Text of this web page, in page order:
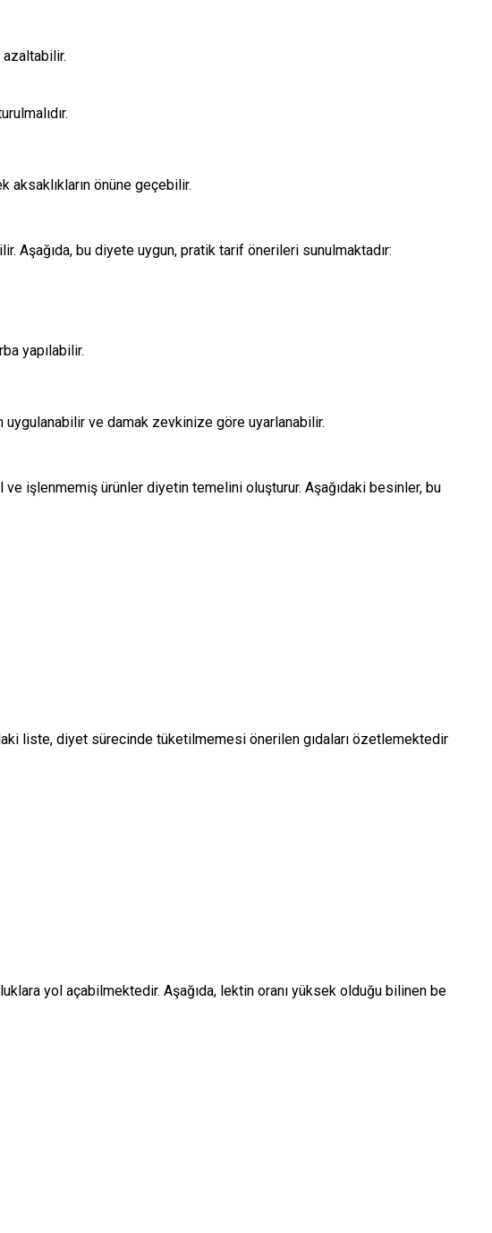
aksaklıkların önüne geçebilir.
Aşağıda, bu diyete uygun, pratik tarif önerileri sunulmaktadır:
yapılabilir.
uygulanabilir ve damak zevkinize göre uyarlanabilir.
işlenmemiş ürünler diyetin temelini oluşturur. Aşağıdaki besinler, bu
liste, diyet sürecinde tüketilmemesi önerilen gıdaları özetlemektedir
yol açabilmektedir. Aşağıda, lektin oranı yüksek olduğu bilinen be